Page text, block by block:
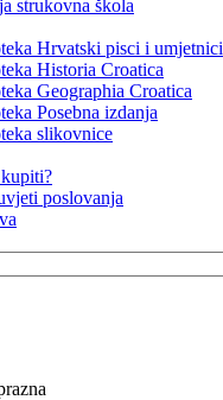
strukovna škola
Hrvatski pisci i umjetnici
Historia Croatica
Geographia Croatica
Posebna izdanja
slikovnice
poslovanja